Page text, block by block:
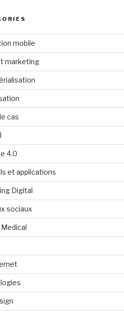
mobile
marketing
cas
4.0
et applications
Digital
sociaux